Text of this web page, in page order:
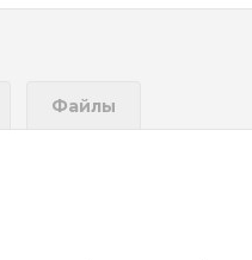
Файлы